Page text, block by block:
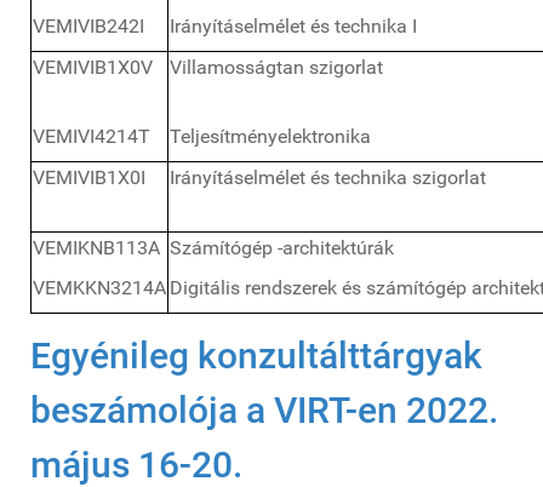
VEMIVIB242I
Irányításelmélet és technika I
VEMIVIB1X0V
Villamosságtan szigorlat
VEMIVI4214T
Teljesítményelektronika
VEMIVIB1X0I
Irányításelmélet és technika szigorlat
VEMIKNB113A Számítógép -architektúrák
VEMKKN3214A Digitális rendszerek és számítógép
Egyénileg konzultálttárgyak
beszámolója a VIRT-en 2022.
május 16-20.